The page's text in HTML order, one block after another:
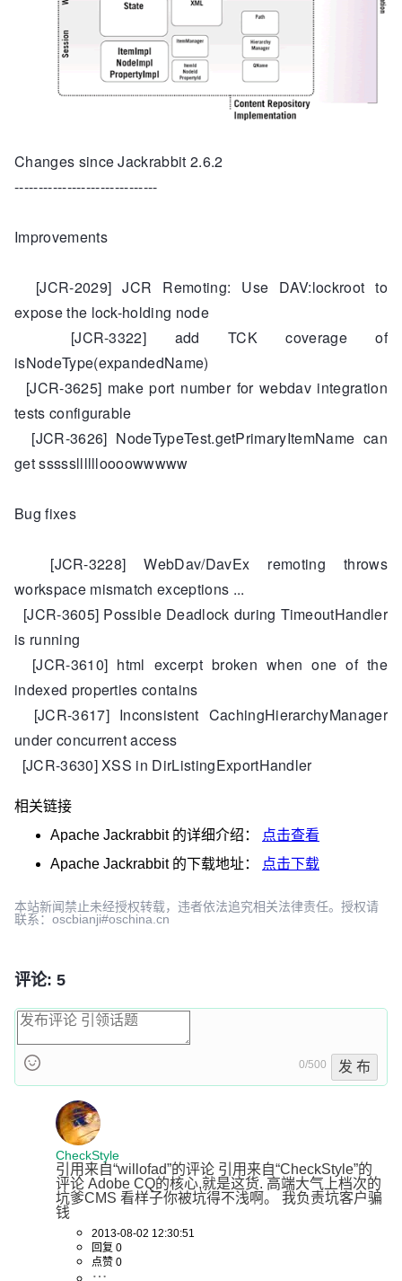
Changes since Jackrabbit 2.6.2
------------------------------
Improvements
[JCR-2029] JCR Remoting: Use DAV:lockroot to
expose the lock-holding node
[JCR-3322] add TCK coverage of
isNodeType(expandedName)
[JCR-3625] make port number for webdav integration
tests configurable
[JCR-3626] NodeTypeTest.getPrimaryItemName can
get ssssslllllloooowwwww
Bug fixes
[JCR-3228] WebDav/DavEx remoting throws
workspace mismatch exceptions ...
[JCR-3605] Possible Deadlock during TimeoutHandler
is running
[JCR-3610] html excerpt broken when one of the
indexed properties contains
[JCR-3617] Inconsistent CachingHierarchyManager
under concurrent access
[JCR-3630] XSS in DirListingExportHandler
相关链接
Apache Jackrabbit的详细介绍：
点击查看
Apache Jackrabbit的下载地址： 点击下载
本站新闻禁止未经授权转载，违者依法追究相关法律责任。授权请
联系：oscbianji#oschina.cn
评论: 5
0/500 发 布
CheckStyle
引用来自“willofad”的评论 引用来自“CheckStyle”的
评论 Adobe CQ的核心,就是这货. 高端大气上档次的
坑爹CMS 看样子你被坑得不浅啊。 我负责坑客户骗
钱
2013-08-02 12:30:51
回复 0
点赞 0